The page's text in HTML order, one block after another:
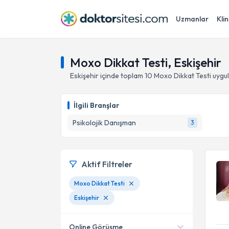
Uzmanlar
Moxo Dikkat Testi, Eskişehir
Eskişehiriçinde toplam 10 Moxo Dikkat Testi
İlgili Branşlar
Psikolojik Danışman
3
Aktif Filtreler
Moxo Dikkat Testi
Eskişehir
Online Görüşme